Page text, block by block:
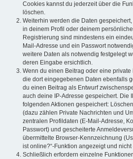
Cookies kannst du jederzeit über die
löschen.
Weiterhin werden die Daten
in deinem Profil oder deinem
Registrierung sind mindestens ein
Mail-Adresse und ein Passwort
weitere Daten als notwendig festgelegt
deren Eingabe ersichtlich.
Wenn du einen Beitrag oder eine
die dort eingegebenen Daten ebenfalls
du einen Beitrag als Entwurf
auch deine IP-Adresse gespeichert. Die
folgenden Aktionen gespeichert:
(dazu zählen Private Nachrichten und
zentralen Profildaten (E-Mail-Adresse,
Passwort) und gescheiterte
übermittelte Browser-Kennzeichnung
ist online?“-Funktion angezeigt und
Schließlich erfordern einzelne